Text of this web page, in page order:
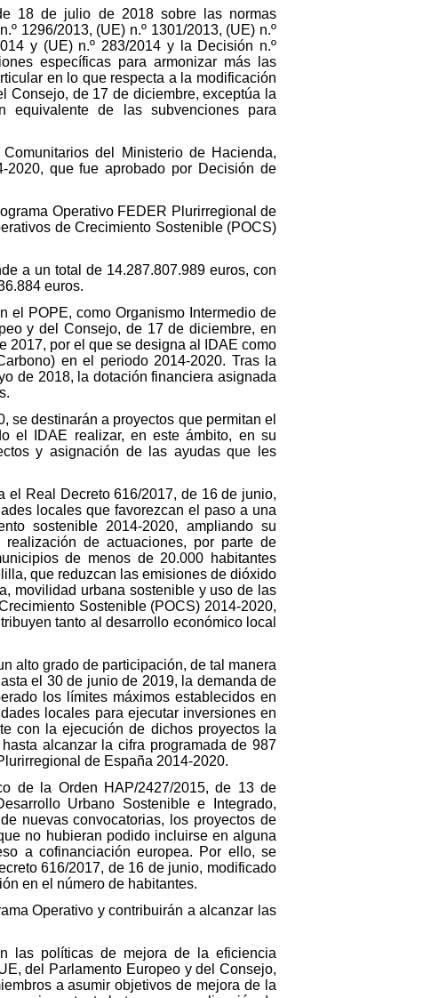
18 de julio de 2018 sobre las normas
1296/2013, (UE) n.º 1301/2013, (UE) n.º
y (UE) n.º 283/2014 y la Decisión n.º
específicas para armonizar más las
en lo que respecta a la modificación
Consejo, de 17 de diciembre, exceptúa la
equivalente de las subvenciones para
del Ministerio de Hacienda,
2020, que fue aprobado por Decisión de
Operativo FEDER Plurirregional de
de Crecimiento Sostenible (POCS)
a un total de 14.287.807.989 euros, con
euros.
el POPE, como Organismo Intermedio de
y del Consejo, de 17 de diciembre, en
2017, por el que se designa al IDAE como
en el periodo 2014-2020. Tras la
de 2018, la dotación financiera asignada
se destinarán a proyectos que permitan el
el IDAE realizar, en este ámbito, en su
y asignación de las ayudas que les
el Real Decreto 616/2017, de 16 de junio,
locales que favorezcan el paso a una
sostenible 2014-2020, ampliando su
de actuaciones, por parte de
de menos de 20.000 habitantes
que reduzcan las emisiones de dióxido
movilidad urbana sostenible y uso de las
Sostenible (POCS) 2014-2020,
tanto al desarrollo económico local
alto grado de participación, de tal manera
el 30 de junio de 2019, la demanda de
los límites máximos establecidos en
locales para ejecutar inversiones en
con la ejecución de dichos proyectos la
alcanzar la cifra programada de 987
de España 2014-2020.
de la Orden HAP/2427/2015, de 13 de
Urbano Sostenible e Integrado,
nuevas convocatorias, los proyectos de
no hubieran podido incluirse en alguna
a cofinanciación europea. Por ello, se
616/2017, de 16 de junio, modificado
en el número de habitantes.
Operativo y contribuirán a alcanzar las
las políticas de mejora de la eficiencia
del Parlamento Europeo y del Consejo,
a asumir objetivos de mejora de la